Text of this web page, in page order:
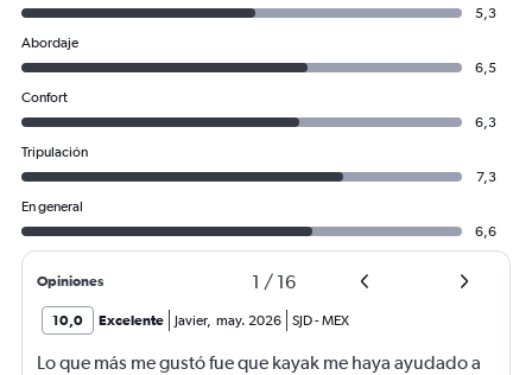
5,3
Abordaje
6,5
Confort
6,3
Tripulación
7,3
En general
6,6
Opiniones 1 / 16
10,0 Excelente Javier, may. 2026 SJD-MEX
Lo que más me gustó fue que kayak me haya ayudado a